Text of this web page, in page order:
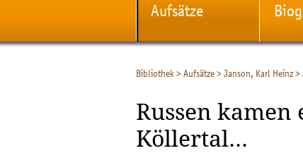
Aufsätze
Bibliothek>Aufsätze>Janson, Karl Heinz>
Russen kamen
Köllertal...